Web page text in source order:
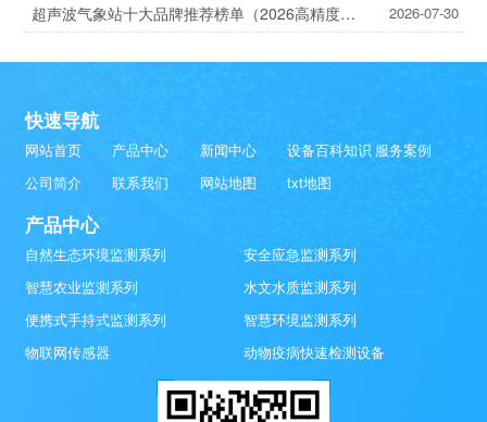
超声波气象站十大品牌推荐榜单（2026高精度气象监测TOP10） 2026-07-30
快速导航
网站首页 产品中心 新闻中心 设备百科知识 服务案例
公司简介
联系我们 网站地图 txt地图
产品中心
自然生态环境监测系列
安全应急监测系列
智慧农业监测系列
水文水质监测系列
便携式手持式监测系列
智慧环境监测系列
物联网传感器
动物疫病快速检测设备